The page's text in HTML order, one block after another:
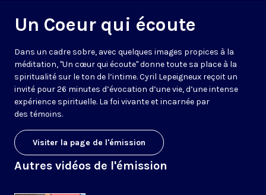
Un Coeur qui écoute
Dans un cadre sobre, avec quelques images propices à la
méditation, "Un cœur qui écoute" donne toute sa place à la
spiritualité sur le ton de l’intime. Cyril Lepeigneux reçoit un
invité pour 26 minutes d’évocation d’une vie, d’une intense
expérience spirituelle. La foi vivante et incarnée par
des témoins.
Visiter la page de l'émission
Autres vidéos de l'émission